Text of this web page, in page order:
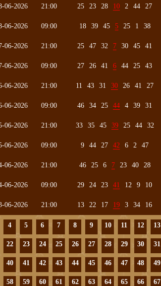
06-2026 21:00 25 23 28 10 2 44 27
06-2026 09:00 18 39 45 5 25 1 38
06-2026 21:00 25 47 32 7 30 45 41
06-2026 09:00 27 26 41 6 44 25 43
06-2026 21:00 11 43 31 30 26 41 27
06-2026 09:00 46 34 25 44 4 39 31
06-2026 21:00 33 35 45 39 25 44 32
06-2026 09:00 9 44 27 42 6 2 47
06-2026 21:00 46 25 6 7 23 40 28
06-2026 09:00 29 24 23 41 12 9 10
06-2026 21:00 13 22 17 19 3 34 16
4 5 6 7 8 9 10 11 12 13
22 23 24 25 26 27 28 29 30 31
40 41 42 43 44 45 46 47 48 49
58 59 60 61 62 63 64 65 66 67